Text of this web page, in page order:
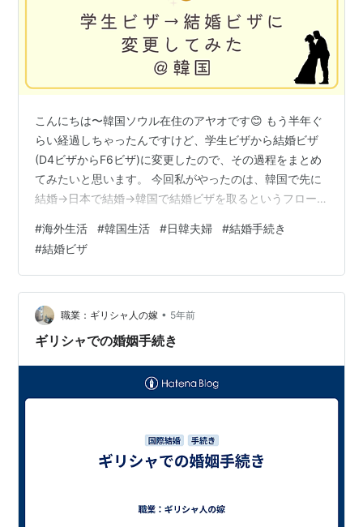
こんにちは〜韓国ソウル在住のアヤオです😊 もう半年ぐ
らい経過しちゃったんですけど、学生ビザから結婚ビザ
(D4ビザからF6ビザ)に変更したので、その過程をまとめ
てみたいと思います。 今回私がやったのは、韓国で先に
結婚→日本で結婚→韓国で結婚ビザを取るというフロー
て人の助けになったら嬉しいです〜 ざっくり手続きの流
れ 手順は多いのですが、着実にやれば問題なく終わりま
したよ！ 期間はトータル2ヶ月ぐらいで完了しました。
私が結婚して結婚ビザを取るぞと決めた後の流れを紹介
します。 両国で結婚した状態にする 1.戸籍謄本を2通用
意する 大使館と韓国の役…
#海外生活 #韓国生活 #日韓夫婦 #結婚手続き
#結婚ビザ
職業：ギリシャ人の嫁 • 5年前
ギリシャでの婚姻手続き